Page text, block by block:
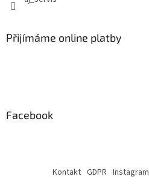
Přijímáme online platby
Facebook
Kontakt GDPR Instagram